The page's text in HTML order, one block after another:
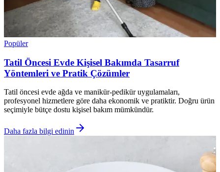
Popüler
Tatil Öncesi Evde Kişisel Bakımda Tasarruf
Yöntemleri ve Pratik Çözümler
Tatil öncesi evde ağda ve manikür-pedikür uygulamaları,
profesyonel hizmetlere göre daha ekonomik ve pratiktir. Doğru ürün
seçimiyle bütçe dostu kişisel bakım mümkündür.
Daha fazla bilgi edinin